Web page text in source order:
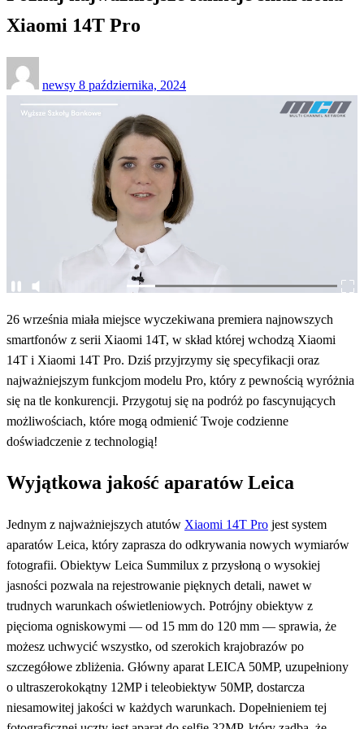
Xiaomi 14T Pro
newsy w
8 października, 2024
26 września miała miejsce wyczekiwana premiera najnowszych
smartfonów z serii Xiaomi 14T, w skład której wchodzą Xiaomi
14T i Xiaomi 14T Pro. Dziś przyjrzymy się specyfikacji oraz
najważniejszym funkcjom modelu Pro, który z pewnością wyróżnia
się na tle konkurencji. Przygotuj się na podróż po fascynujących
możliwościach, które mogą odmienić Twoje codzienne
doświadczenie z technologią!
Wyjątkowa jakość aparatów Leica
Jednym z najważniejszych atutów Xiaomi 14T Pro jest system
aparatów Leica, który zaprasza do odkrywania nowych wymiarów
fotografii. Obiektyw Leica Summilux z przysłoną o wysokiej
jasności pozwala na rejestrowanie pięknych detali, nawet w
trudnych warunkach oświetleniowych. Potrójny obiektyw z
pięcioma ogniskowymi — od 15 mm do 120 mm — sprawia, że
możesz uchwycić wszystko, od szerokich krajobrazów po
szczegółowe zbliżenia. Główny aparat LEICA 50MP, uzupełniony
o ultraszerokokątny 12MP i teleobiektyw 50MP, dostarcza
niesamowitej jakości w każdych warunkach. Dopełnieniem tej